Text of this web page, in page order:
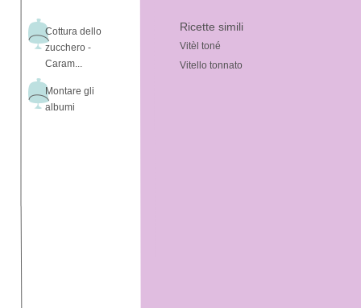
Cottura dello
zucchero -
Caram...
Montare gli
albumi
Ricette simili
Vitèl toné
Vitello tonnato